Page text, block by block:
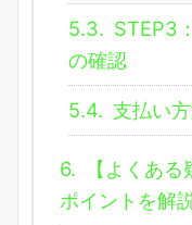
5.3. STEP3
の確認
5.4. 支払い
6.
【よくあ
ポイントを解